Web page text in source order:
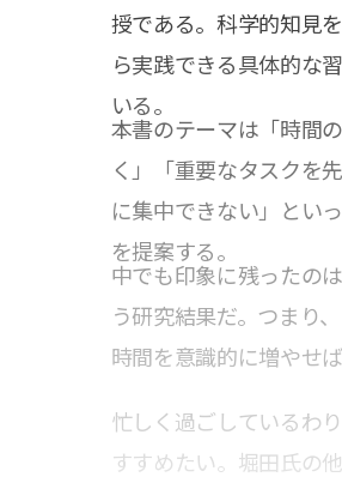
授である。科学的知見
ら実践できる具体的な
いる。
本書のテーマは「時間
く」「重要なタスクを
に集中できない」とい
を提案する。
中でも印象に残ったの
う研究結果だ。つまり
時間を意識的に増やせ
忙しく過ごしているわ
すすめたい。堀田氏の